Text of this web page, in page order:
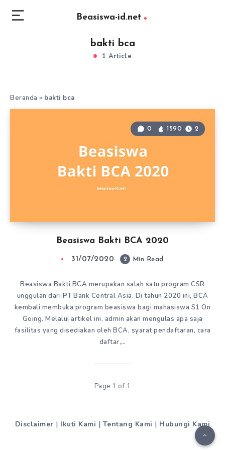
Beasiswa-id.net
bakti bca
1 Article
Beranda » bakti bca
Beasiswa Bakti BCA 2020
0 1590 2
31/07/2020 2 Min Read
Beasiswa Bakti BCA merupakan salah satu program CSR
unggulan dari PT Bank Central Asia. Di tahun 2020 ini, BCA
kembali membuka program beasiswa bagi mahasiswa S1 On
Going. Melalui artikel ini, admin akan mengulas apa saja
fasilitas yang disediakan oleh BCA, syarat pendaftaran, cara
daftar,…
Page 1 of 1
Disclaimer | Ikuti Kami | Tentang Kami | Hubungi Kami